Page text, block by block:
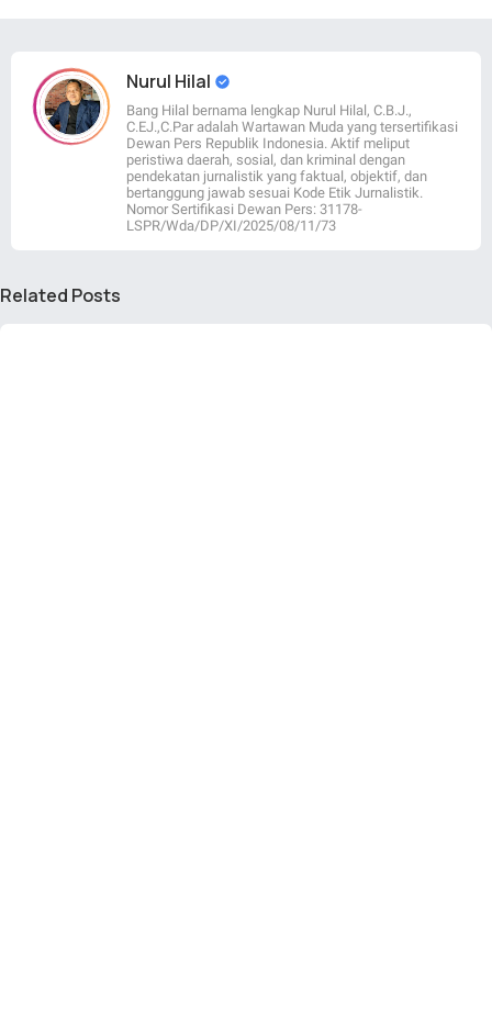
Nurul Hilal
Bang Hilal bernama lengkap Nurul Hilal, C.B.J.,
C.EJ.,C.Par adalah Wartawan Muda yang tersertifikasi
Dewan Pers Republik Indonesia. Aktif meliput
peristiwa daerah, sosial, dan kriminal dengan
pendekatan jurnalistik yang faktual, objektif, dan
bertanggung jawab sesuai Kode Etik Jurnalistik.
Nomor Sertifikasi Dewan Pers: 31178-
LSPR/Wda/DP/XI/2025/08/11/73
Related Posts